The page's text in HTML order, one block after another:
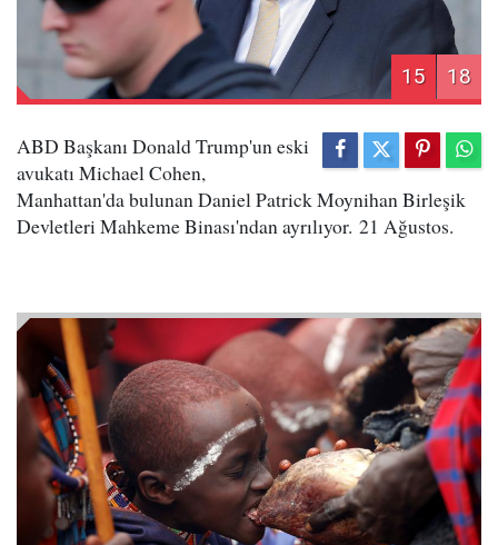
15 18
ABD Başkanı Donald Trump'un eski
avukatı Michael Cohen,
Manhattan'da bulunan Daniel Patrick Moynihan Birleşik
Devletleri Mahkeme Binası'ndan ayrılıyor. 21 Ağustos.